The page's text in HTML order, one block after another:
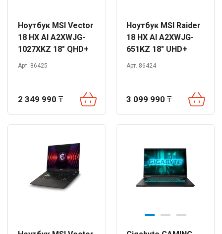
Ноутбук MSI Vector
18 HX AI A2XWJG-
1027XKZ 18" QHD+
240Hz Ultra 9 275HX
Арт. 86425
2 349 990 ₸
Ноутбук MSI Raider
18 HX AI A2XWJG-
651KZ 18" UHD+
120Hz Ultra 9 285HX
Арт. 86424
3 099 990 ₸